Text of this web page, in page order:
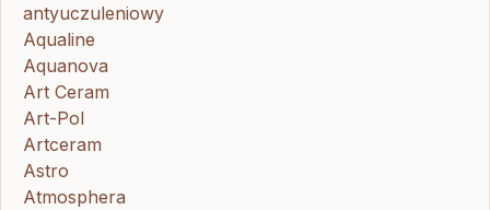
antyuczuleniowy
Aqualine
Aquanova
Art Ceram
Art-Pol
Artceram
Astro
Atmosphera